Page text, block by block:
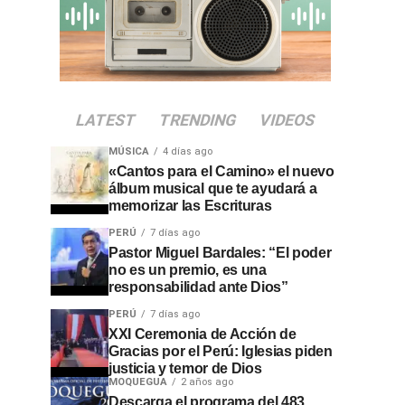
LATEST TRENDING VIDEOS
MÚSICA 4 días ago
«Cantos para el Camino» el nuevo
álbum musical que te ayudará a
memorizar las Escrituras
PERÚ 7 días ago
Pastor Miguel Bardales: “El poder
no es un premio, es una
responsabilidad ante Dios”
PERÚ 7 días ago
XXI Ceremonia de Acción de
Gracias por el Perú: Iglesias piden
justicia y temor de Dios
MOQUEGUA 2 años ago
Descarga el programa del 483